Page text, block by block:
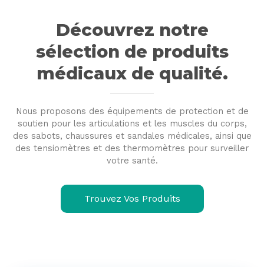
Découvrez notre
sélection de produits
médicaux de qualité.
Nous proposons des équipements de protection et de
soutien pour les articulations et les muscles du corps,
des sabots, chaussures et sandales médicales, ainsi que
des tensiomètres et des thermomètres pour surveiller
votre santé.
Trouvez Vos Produits